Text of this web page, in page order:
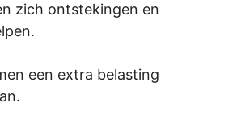
zich ontstekingen en
een extra belasting